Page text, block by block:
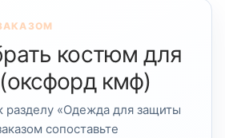
костюм для
кмф)
разделу «Одежда для защиты
сопоставьте